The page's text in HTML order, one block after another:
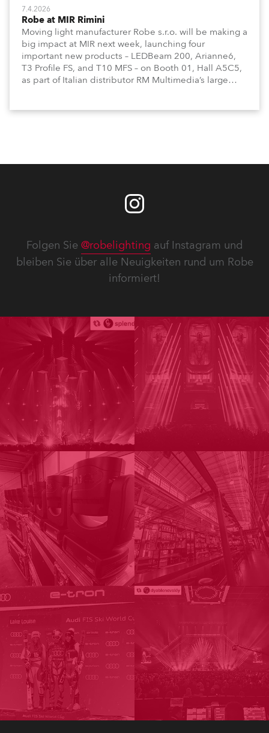
7.4.2026
Robe at MIR Rimini
Moving light manufacturer Robe s.r.o. will be making a
big impact at MIR next week, launching four
important new products – LEDBeam 200, Arianne6,
T3 Profile FS, and T10 MFS – on Booth 01, Hall A5C5,
as part of Italian distributor RM Multimedia’s large
Folgen Sie @robelighting auf Instagram und
bleiben Sie über alle Neuigkeiten rund um Robe
informiert!